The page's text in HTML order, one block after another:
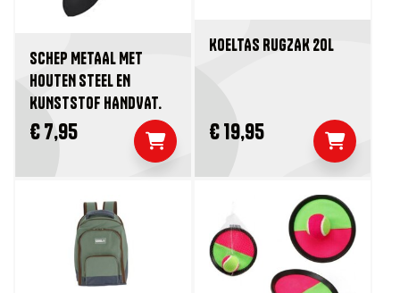
SCHEP METAAL MET
HOUTEN STEEL EN
KUNSTSTOF HANDVAT.
€ 7,95
KOELTAS RUGZAK 20L
€ 19,95